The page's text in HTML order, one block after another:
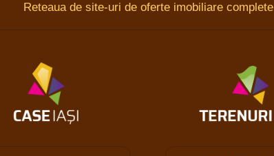
Reteaua de site-uri de oferte imobiliare complete